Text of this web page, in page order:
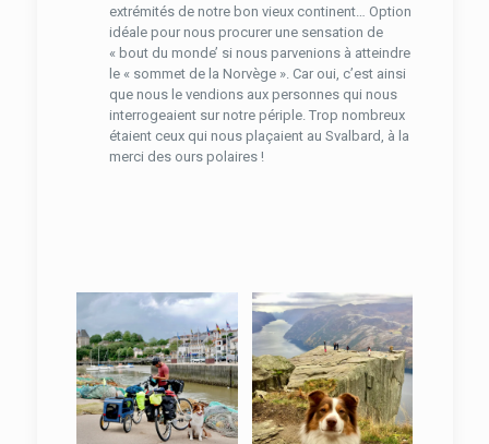
extrémités de notre bon vieux continent… Option
idéale pour nous procurer une sensation de
« bout du monde’ si nous parvenions à atteindre
le « sommet de la Norvège ». Car oui, c’est ainsi
que nous le vendions aux personnes qui nous
interrogeaient sur notre périple. Trop nombreux
étaient ceux qui nous plaçaient au Svalbard, à la
merci des ours polaires !